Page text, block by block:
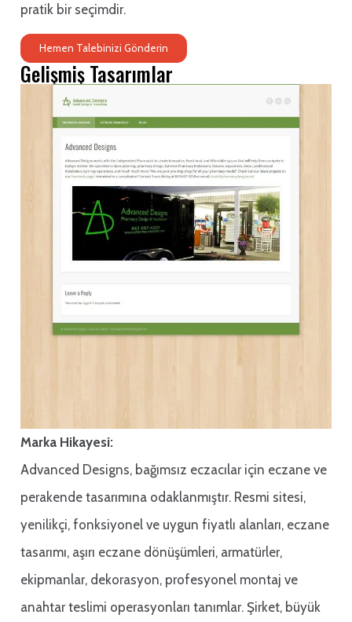
pratik bir seçimdir.
Hemen Talebinizi Gönderin
Gelişmiş Tasarımlar
Marka Hikayesi:
Advanced Designs, bağımsız eczacılar için eczane ve
perakende tasarımına odaklanmıştır. Resmi sitesi,
yenilikçi, fonksiyonel ve uygun fiyatlı alanları, eczane
tasarımı, aşırı eczane dönüşümleri, armatürler,
ekipmanlar, dekorasyon, profesyonel montaj ve
anahtar teslimi operasyonları tanımlar. Şirket, büyük